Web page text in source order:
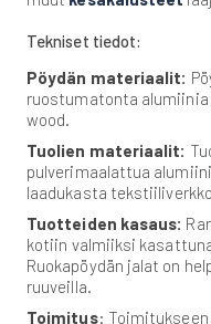
Tekniset tiedot:
Pöydän materiaalit:
ruostumatonta
wood.
Tuolien materiaalit:
pulverimaalattua
laadukasta
Tuotteiden kasaus:
kotiin valmiiksi
Ruokapöydän jalat on
ruuveilla.
Toimitus: Toimitukseen